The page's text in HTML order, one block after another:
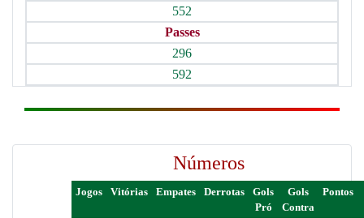
552
Passes
296
592
Números
Jogos Vitórias Empates Derrotas
Gols
Pró
Gols
Contra
Pontos